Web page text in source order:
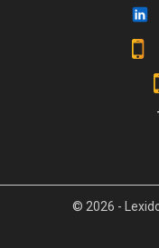
© 2026 -